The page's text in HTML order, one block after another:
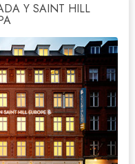
Y SAINT HILL